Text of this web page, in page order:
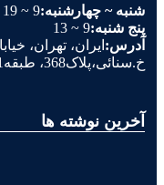
شنبه ~ چهارشنبه:9 ~ 19
پنج شنبه:9 ~ 13
آدرس: ایران، تهران،
خ.سنائی،پلاک368، طبقه1، واحد5
آخرین نوشته ها